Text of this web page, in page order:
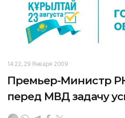
14:22, 29 Января 2009
Премьер-Министр
перед МВД задачу